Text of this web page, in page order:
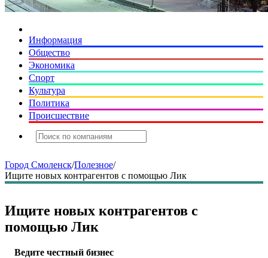
Информация
Общество
Экономика
Спорт
Культура
Политика
Происшествие
Город Смоленск/Полезное/
Ищите новых контрагентов с помощью Лик
Ищите новых контрагентов с
помощью Лик
Ведите честный бизнес